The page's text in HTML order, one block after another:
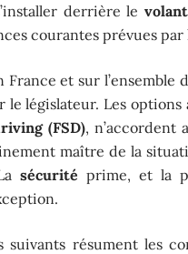
derrière le volant
courantes prévues
France et sur l’ensemble
le législateur. Les options
(FSD), n’accordent
maître de la
sécurité prime, et la
suivants résument les